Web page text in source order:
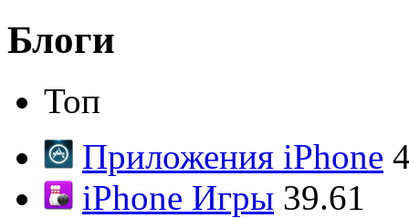
Блоги
Топ
Приложения iPhone
iPhone Игры 39.61